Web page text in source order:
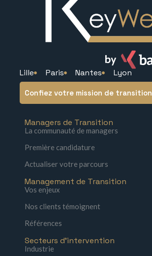
Lille Paris Nantes Lyon
Confiez votre mission de transition
Managers de Transition
La communauté de managers
Première candidature
Actualiser votre parcours
Management de Transition
Vos enjeux
Nos clients témoignent
Références
Secteurs d'intervention
Industrie